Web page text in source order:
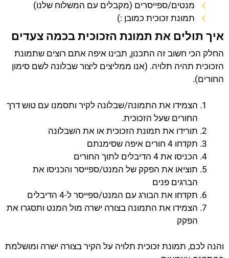
מנטים/ספייסרים (מקבלים עם המשלוח שלנו)
תמונת זכוכית כמובן :)
איך תולים את תמונת הזכוכית בכמה צעדים
החלק הכי חשוב זה התכנון, תבינו איפה אתם רוצים שתמונת
הזכוכית תהיה תלויה. (אנו ממליצים ליצור שבלונה לשם סימון
החורים).
הצמידו את התמונה/שבלונה לקיר ותסמנו עם טוש דרך
החורים שעל הזכוכית.
תורידו את תמונת הזכוכית או את השבלונה
תקדחו 4 חורים איפה שסימנתם
הכניסו את 4 הדיבלים לתוך החורים
תוציאו את הפקק של המנט/ספייסר והכניסו את
הברגים פנים
תקדחו את הבורג עם המנט/ספייסר ל-4 הדיבלים
הצמידו את התמונה בצורה ישרה מול המנט ותסגרו את
הפקק
והנה לכם, תמונת זכוכית תלויה על הקיר בצורה ישרה ומושלמת